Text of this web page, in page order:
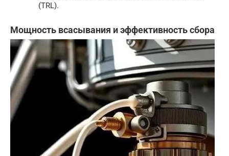
(TRL).
Мощность всасывания и эффективность сбора